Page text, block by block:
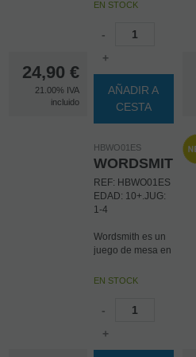
24,90 €
21.00% IVA
incluido
EN STOCK
-
+
AÑADIR A
CESTA
HBWO01ES
WORDSMITH
REF: HBWO01ES
EDAD: 10+.JUG:
1-4
Wordsmith es un
juego de mesa en
comenzando con
idéntica de
letras, los
EN STOCK
-
+